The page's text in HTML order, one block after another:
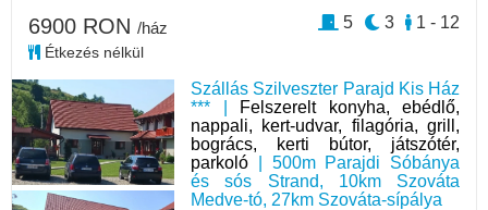
Szállás Szilveszter Parajd Kis Ház
*** |
Felszerelt konyha, ebédlő,
nappali, kert-udvar, filagória, grill,
bogrács, kerti bútor, játszótér,
parkoló | 500m Parajdi Sóbánya
és sós Strand, 10km Szováta
Medve-tó, 27km Szováta-sípálya
6900 RON /ház
Étkezés nélkül
1 - 12
3
5